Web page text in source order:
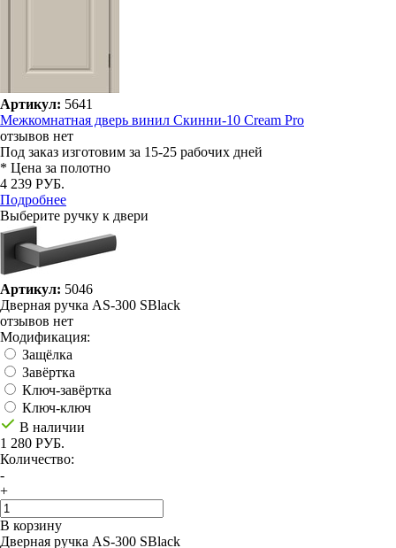
Артикул: 5641
Межкомнатная дверь винил Скинни-10 Cream Pro
отзывов нет
Под заказ изготовим за 15-25 рабочих дней
* Цена за полотно
4 239 РУБ.
Подробнее
Выберите ручку к двери
Артикул: 5046
Дверная ручка AS-300 SBlack
отзывов нет
Модификация:
Защёлка
Завёртка
Ключ-завёртка
Ключ-ключ
В наличии
1 280 РУБ.
Количество:
-
+
В корзину
Дверная ручка AS-300 SBlack